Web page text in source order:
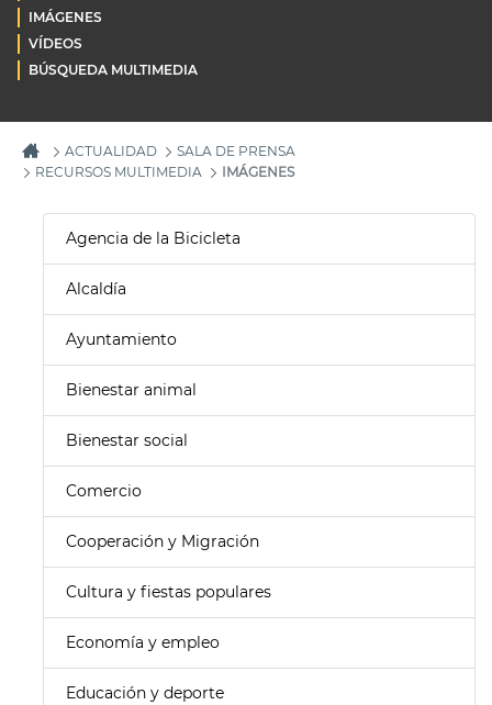
IMÁGENES
VÍDEOS
BÚSQUEDA MULTIMEDIA
ACTUALIDAD
SALA DE PRENSA
RECURSOS MULTIMEDIA
IMÁGENES
Agencia de la Bicicleta
Alcaldía
Ayuntamiento
Bienestar animal
Bienestar social
Comercio
Cooperación y Migración
Cultura y fiestas populares
Economía y empleo
Educación y deporte